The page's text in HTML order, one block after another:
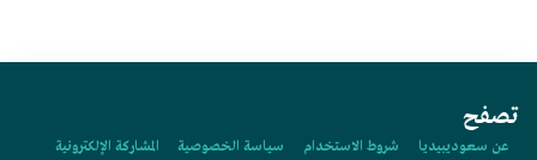
تصفح
عن سعوديبيديا شروط الاستخدام سياسة الخصوصية
المشاركة الإلكترونية